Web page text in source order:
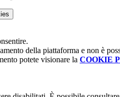
della piattaforma e non è
potete visionare la COOKIE